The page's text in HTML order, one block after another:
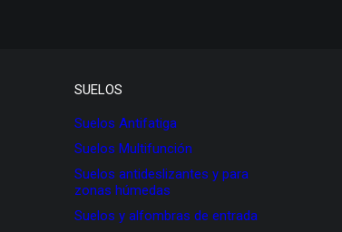
SUELOS
Suelos Antifatiga
Suelos Multifunción
Suelos antideslizantes y para
zonas húmedas
Suelos y alfombras de entrada